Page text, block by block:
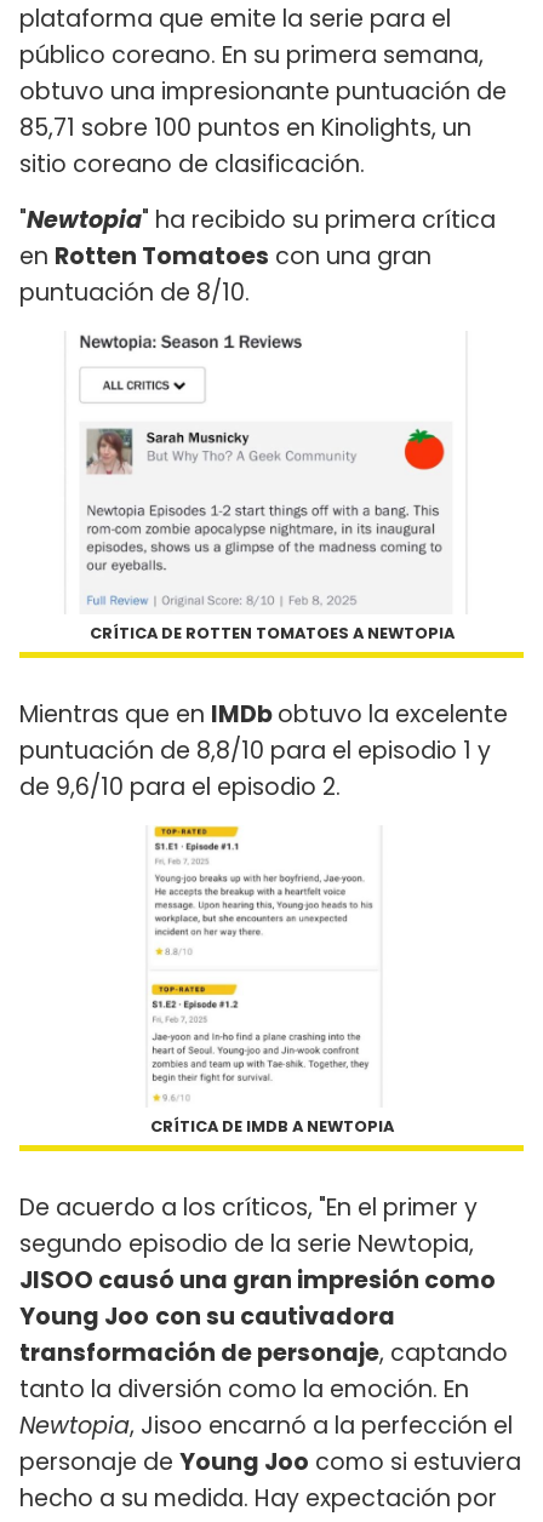
plataforma que emite la serie para el
público coreano. En su primera semana,
obtuvo una impresionante puntuación de
85,71 sobre 100 puntos en Kinolights, un
sitio coreano de clasificación.
"Newtopia" ha recibido su primera crítica
en Rotten Tomatoes con una gran
puntuación de 8/10.
CRÍTICA DE ROTTEN TOMATOES A NEWTOPIA
Mientras que en IMDbobtuvo la excelente
puntuación de 8,8/10 para el episodio 1 y
de 9,6/10 para el episodio 2.
CRÍTICA DE IMDB A NEWTOPIA
De acuerdo a los críticos, "En el primer y
segundo episodio de la serie Newtopia,
JISOO causó una gran impresión como
Young Joo con su cautivadora
transformación de personaje, captando
tanto la diversión como la emoción. En
Newtopia, Jisoo encarnó a la perfección el
personaje de Young Joo como si estuviera
hecho a su medida. Hay expectación por